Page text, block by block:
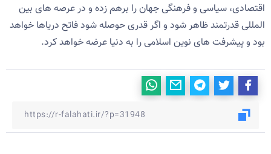
اقتصادی، سیاسی و فرهنگی جهان را برهم زده و در عرصه های بین
المللی قدرتمند ظاهر شود و اگر قدری حوصله شود فاتح دریاها خواهد
بود و پیشرفت های نوین اسلامی را به دنیا عرضه خواهد کرد.